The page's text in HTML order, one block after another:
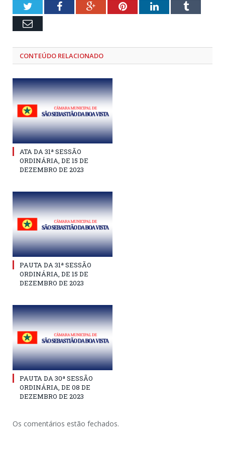
TwitterFacebookGoogle+PinterestLinkedInTumblr
Email
CONTEÚDO RELACIONADO
ATA DA 31ª SESSÃO
ORDINÁRIA, DE 15 DE
DEZEMBRO DE 2023
PAUTA DA 31ª SESSÃO
ORDINÁRIA, DE 15 DE
DEZEMBRO DE 2023
PAUTA DA 30ª SESSÃO
ORDINÁRIA, DE 08 DE
DEZEMBRO DE 2023
Os comentários estão fechados.